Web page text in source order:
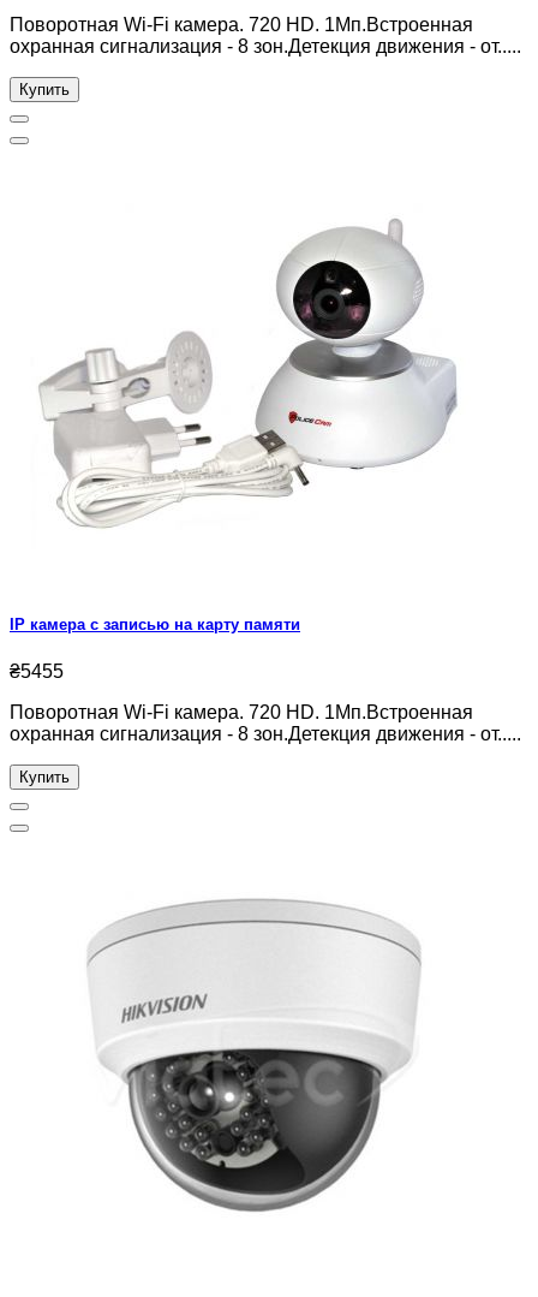
Поворотная Wi-Fi камера. 720 HD. 1Мп.Встроенная
охранная сигнализация - 8 зон.Детекция движения - от.....
Купить
IP камера с записью на карту памяти
₴5455
Поворотная Wi-Fi камера. 720 HD. 1Мп.Встроенная
охранная сигнализация - 8 зон.Детекция движения - от.....
Купить